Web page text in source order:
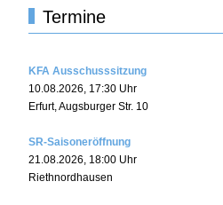
Termine
KFA Ausschusssitzung
10.08.2026 17:30 Uhr
Erfurt, Augsburger Str. 10
SR-Saisoneröffnung
21.08.2026 18:00 Uhr
Riethnordhausen